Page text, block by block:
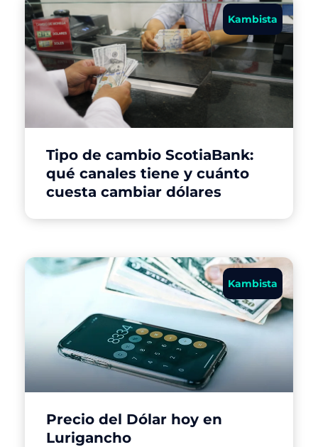
Kambista
Tipo de cambio ScotiaBank:
qué canales tiene y cuánto
cuesta cambiar dólares
Kambista
Precio del Dólar hoy en
Lurigancho